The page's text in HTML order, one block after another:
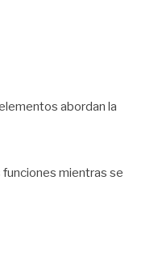
abordan la
mientras se